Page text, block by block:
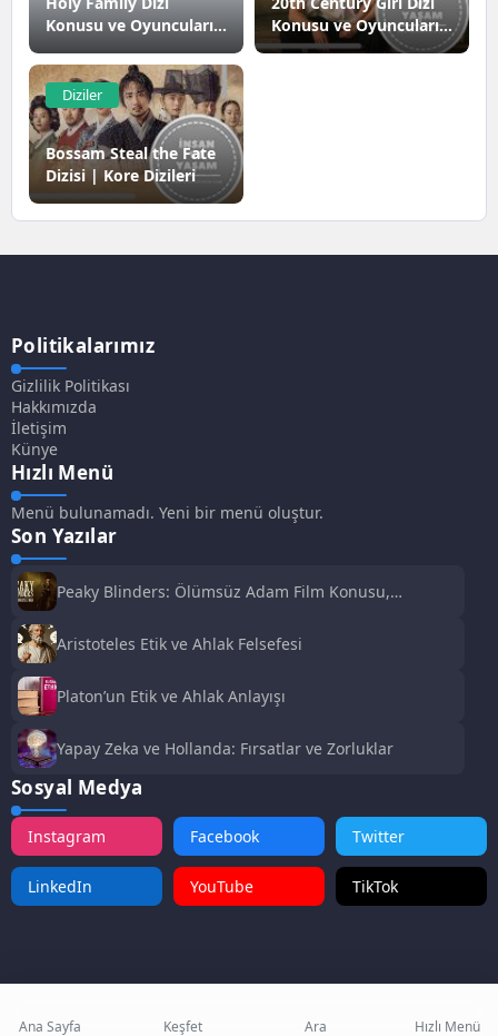
Konusu ve Oyuncuları |
Konusu ve Oyuncuları |
Netflix
Diziler
Bossam Steal the Fate
Dizisi | Kore Dizileri
Politikalarımız
Gizlilik Politikası
Hakkımızda
İletişim
Künye
Hızlı Menü
Menü bulunamadı. Yeni bir menü oluştur.
Son Yazılar
Peaky Blinders: Ölümsüz Adam Film Konusu,
Aristoteles Etik ve Ahlak Felsefesi
Platon’un Etik ve Ahlak Anlayışı
Yapay Zeka ve Hollanda: Fırsatlar ve Zorluklar
Sosyal Medya
Instagram Facebook Twitter
LinkedIn YouTube TikTok
Ana Sayfa Keşfet Ara Hızlı Menü